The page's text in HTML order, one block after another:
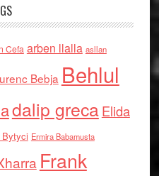
Cefa arben llalla asllan
Bebja Behlul
dalip grecaElida
Bytyci Ermira Babamusta
Frank